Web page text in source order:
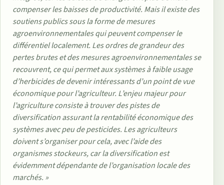
compenser les baisses de productivité. Mais il existe des
soutiens publics sous la forme de mesures
agroenvironnementales qui peuvent compenser le
différentiel localement. Les ordres de grandeur des
pertes brutes et des mesures agroenvironnementales se
recouvrent, ce qui permet aux systèmes à faible usage
d’herbicides de devenir intéressants d’un point de vue
économique pour l’agriculteur. L’enjeu majeur pour
l’agriculture consiste à trouver des pistes de
diversification assurant la rentabilité économique des
systèmes avec peu de pesticides. Les agriculteurs
doivent s’organiser pour cela, avec l’aide des
organismes stockeurs, car la diversification est
évidemment dépendante de l’organisation locale des
marchés. »